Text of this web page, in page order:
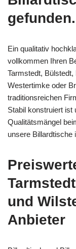
gefunden.
Ein qualitativ
vollkommen Ihren
Tarmstedt,
Westertimke oder
traditionsreichen
Stabil konstruiert ist
Qualitätsmängel
unsere Billardtische
und
Anbieter